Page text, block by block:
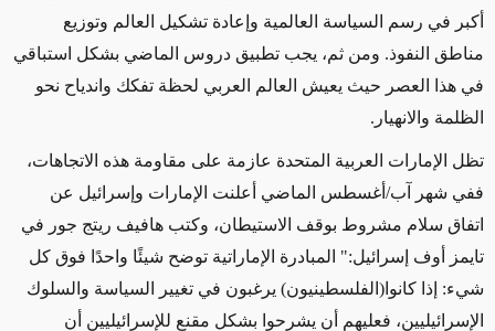
أكبر في رسم السياسة العالمية وإعادة تشكيل العالم وتوزيع
مناطق النفوذ. ومن ثم، يجب تطبيق دروس الماضي بشكل استباقي
في هذا العصر حيث يعيش العالم العربي لحظة تفكك واندياح نحو
الظلمة والانهيار.
تظل الإمارات العربية المتحدة عازمة على مقاومة هذه الاتجاهات،
ففي شهر آب/ أغسطس الماضي أعلنت الإمارات وإسرائيل عن
اتفاق سلام مشروط بوقف الاستيطان، وكتب هافيف ريتج جور في
تايمز أوف إسرائيل:" المبادرة الإماراتية توضح شيئًا واحدًا فوق كل
شيء: إذا كانوا(الفلسطينيون) يرغبون في تغيير السياسة والسلوك
الإسرائيليين، فعليهم أن يشرحوا بشكل مقنع للإسرائيليين أن